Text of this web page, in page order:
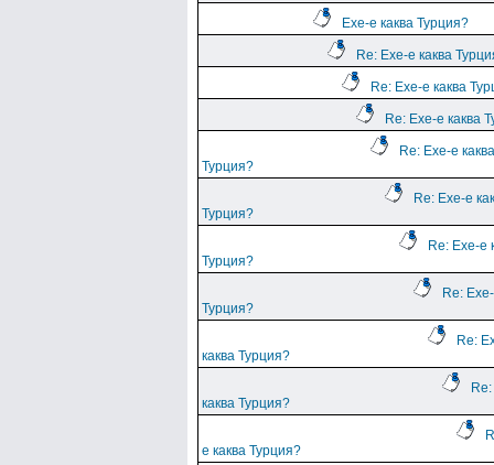
Ехе-е каква Турция?
Re: Ехе-е каква
Re: Ехе-е каква
Re: Ехе-е каква
Re: Ехе-е каква
Турция?
Re: Ехе-е
Турция?
Re: Ехе-е
Турция?
Re:
Турция?
Re:
каква Турция?
каква Турция?
е каква Турция?